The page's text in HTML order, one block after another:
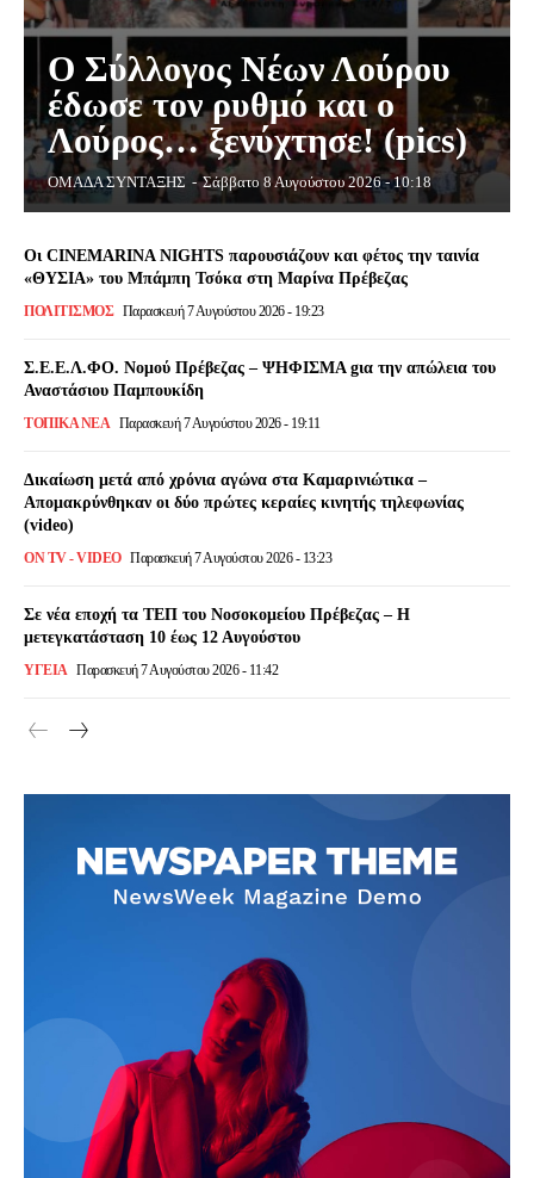
Ο Σύλλογος Νέων Λούρου
έδωσε τον ρυθμό και ο
Λούρος… ξενύχτησε! (pics)
ΟΜΑΔΑ ΣΥΝΤΑΞΗΣ - Σάββατο 8 Αυγούστου 2026 - 10:18
Οι CINEMARINA NIGHTS παρουσιάζουν και φέτος την ταινία
«ΘΥΣΙΑ» του Μπάμπη Τσόκα στη Μαρίνα Πρέβεζας
ΠΟΛΙΤΙΣΜΌΣ Παρασκευή 7 Αυγούστου 2026 - 19:23
Σ.Ε.Ε.Λ.ΦΟ. Νομού Πρέβεζας – ΨΗΦΙΣΜΑ gια την απώλεια του
Αναστάσιου Παμπουκίδη
ΤΟΠΙΚΆ ΝΈΑ Παρασκευή 7 Αυγούστου 2026 - 19:11
Δικαίωση μετά από χρόνια αγώνα στα Καμαρινιώτικα –
Απομακρύνθηκαν οι δύο πρώτες κεραίες κινητής τηλεφωνίας
(video)
ON TV - VIDEO Παρασκευή 7 Αυγούστου 2026 - 13:23
Σε νέα εποχή τα ΤΕΠ του Νοσοκομείου Πρέβεζας – Η
μετεγκατάσταση 10 έως 12 Αυγούστου
ΥΓΕΙΑ Παρασκευή 7 Αυγούστου 2026 - 11:42